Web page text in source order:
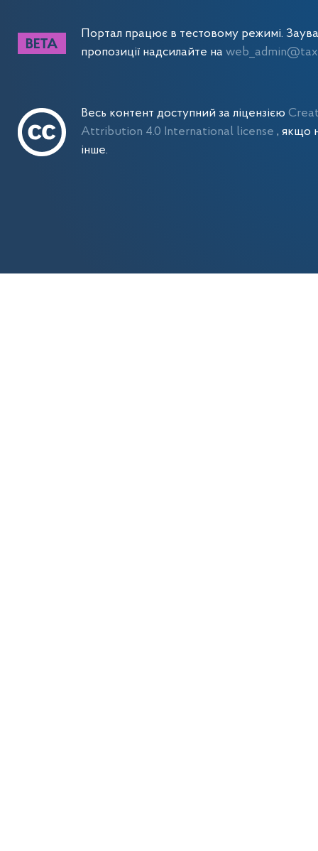
Портал працює в тестовому режимі.
пропозиції надсилайте на
Весь контент доступний за ліцензією
Attribution 4.0 International license, якщо
інше.